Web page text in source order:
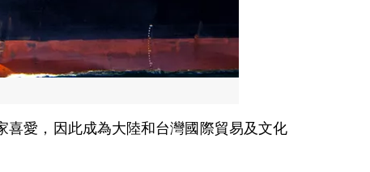
喜愛，因此成為大陸和台灣國際貿易及文化